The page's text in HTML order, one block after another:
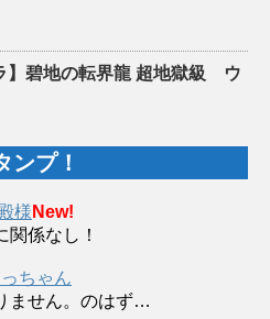
】碧地の転界龍 超地獄級 ウ
ンプ！
様 New!
係なし！
ちゃん
ません。のはず…